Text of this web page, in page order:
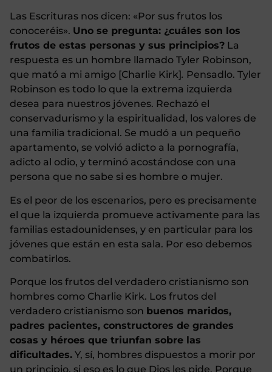
Las Escrituras nos dicen: «Por sus frutos los
conoceréis». Uno se pregunta: ¿cuáles son los
frutos de estas personas y sus principios? La
respuesta es un hombre llamado Tyler Robinson,
que mató a mi amigo [Charlie Kirk]. Pensadlo. Tyler
Robinson es todo lo que la extrema izquierda
desea para nuestros jóvenes. Rechazó el
conservadurismo y la espiritualidad, los valores de
una familia tradicional. Se mudó a un pequeño
apartamento, se volvió adicto a la pornografía,
adicto al odio, y terminó acostándose con una
persona que no sabe si es hombre o mujer.
Es el peor de los escenarios, pero es precisamente
el que la izquierda promueve activamente para las
familias estadounidenses, y en particular para los
jóvenes que están en esta sala. Por eso debemos
combatirlos.
Porque los frutos del verdadero cristianismo son
hombres como Charlie Kirk. Los frutos del
verdadero cristianismo son buenos maridos,
padres pacientes, constructores de grandes
cosas y héroes que triunfan sobre las
dificultades. Y, sí, hombres dispuestos a morir por
un principio, si eso es lo que Dios les pide. Porque